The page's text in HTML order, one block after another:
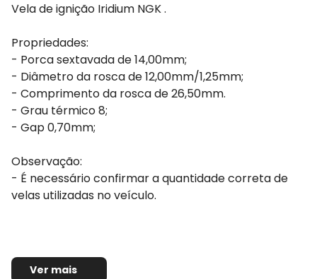
Vela de ignição Iridium NGK .
Propriedades:
- Porca sextavada de 14,00mm;
- Diâmetro da rosca de 12,00mm/1,25mm;
- Comprimento da rosca de 26,50mm.
- Grau térmico 8;
- Gap 0,70mm;
Observação:
- É necessário confirmar a quantidade correta de
velas utilizadas no veículo.
Ver mais